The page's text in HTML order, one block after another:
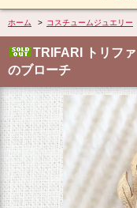
ホーム > コスチュームジュエリー
TRIFARI トリフ
のブローチ